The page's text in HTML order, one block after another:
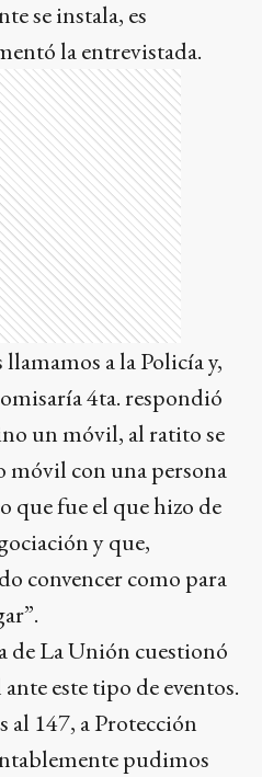
se instala, es
la entrevistada.
a la Policía y,
4ta. respondió
un móvil, al ratito se
móvil con una persona
que fue el que hizo de
y que,
convencer como para
de La Unión cuestionó
este tipo de eventos.
147, a Protección
pudimos